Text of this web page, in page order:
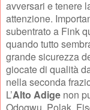
avversari e tenere
attenzione.
subentrato a Fink
quando tutto
grande sicurezza
giocate di qualità
nella seconda
L’Alto Adige non